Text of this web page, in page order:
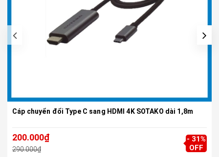
Cáp chuyển đổi Type C sang HDMI 4K SOTAKO dài 1,8m
200.000₫
290.000₫
- 31%
OFF